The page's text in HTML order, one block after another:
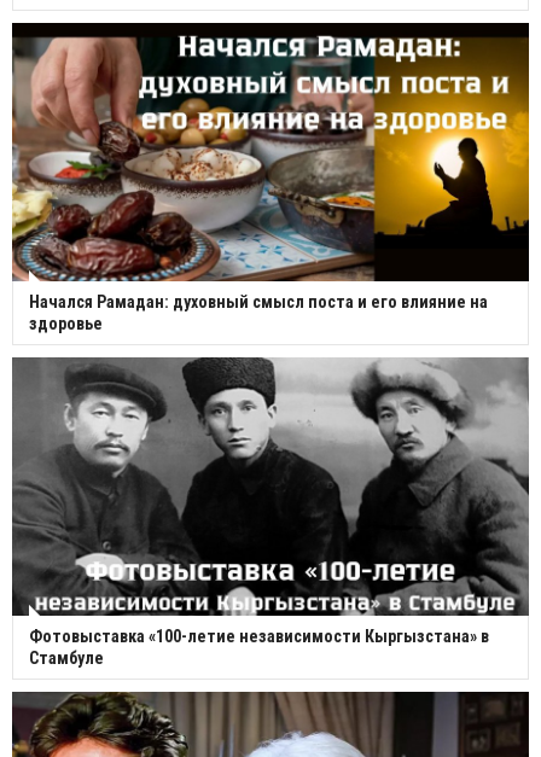
Начался Рамадан: духовный смысл поста и его влияние на
здоровье
Фотовыставка «100-летие независимости Кыргызстана» в
Стамбуле